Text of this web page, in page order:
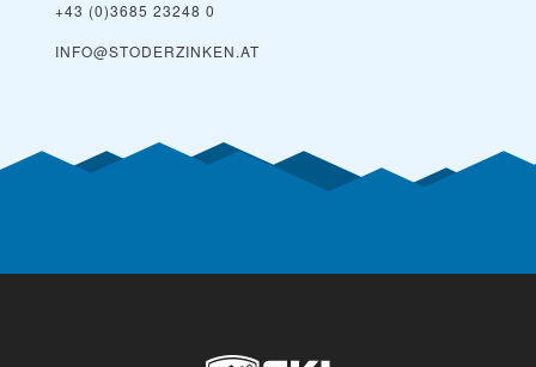
+43 (0)3685 23248 0
INFO@STODERZINKEN.AT